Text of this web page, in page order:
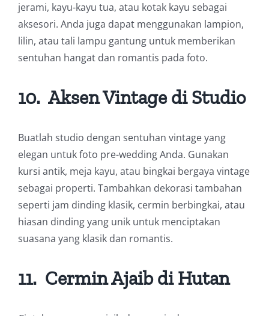
jerami, kayu-kayu tua, atau kotak kayu sebagai
aksesori. Anda juga dapat menggunakan lampion,
lilin, atau tali lampu gantung untuk memberikan
sentuhan hangat dan romantis pada foto.
10. Aksen Vintage di Studio
Buatlah studio dengan sentuhan vintage yang
elegan untuk foto pre-wedding Anda. Gunakan
kursi antik, meja kayu, atau bingkai bergaya vintage
sebagai properti. Tambahkan dekorasi tambahan
seperti jam dinding klasik, cermin berbingkai, atau
hiasan dinding yang unik untuk menciptakan
suasana yang klasik dan romantis.
11. Cermin Ajaib di Hutan